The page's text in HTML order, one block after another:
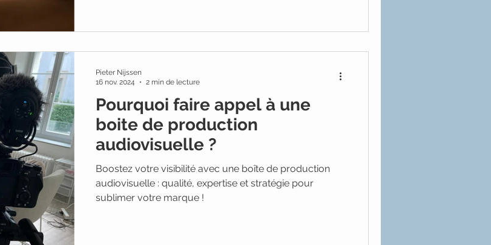
Pourquoi faire appel à une
boite de production
audiovisuelle ?
Boostez votre visibilité avec une boîte de production
audiovisuelle : qualité, expertise et stratégie pour
sublimer votre marque !
Pieter Nijssen
16 nov. 2024
2 min de lecture